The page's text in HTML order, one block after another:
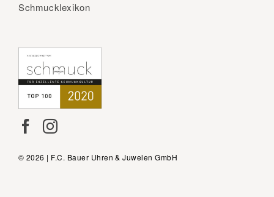
Schmucklexikon
© 2026 | F.C. Bauer Uhren & Juwelen GmbH